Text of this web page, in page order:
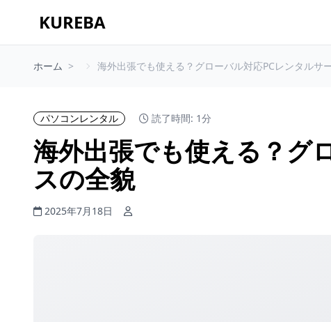
KUREBA
ホーム 海外出張でも使える？グローバル対応PCレンタルサ
パソコンレンタル 読了時間: 1分
海外出張でも使える？グ
スの全貌
2025年7月18日